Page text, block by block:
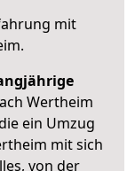
mit
.
Wertheim
ein Umzug
mit sich
von der